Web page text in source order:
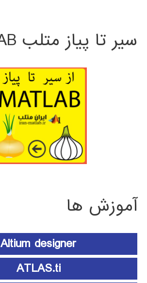
سیر تا پیاز متلب MATLAB
آموزش ها
Altium designer
ATLAS.ti